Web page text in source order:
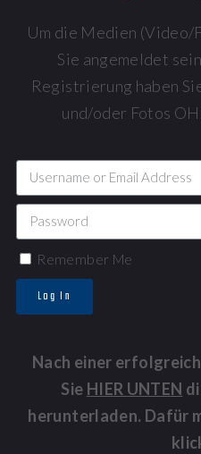
Um die Medien (Video/
Sie angemeldet
Registrierung haben
und/oder Fotos
Remember Me
Log In
Nach einer
Sie HIER UNTEN
herunterladen. Dafür